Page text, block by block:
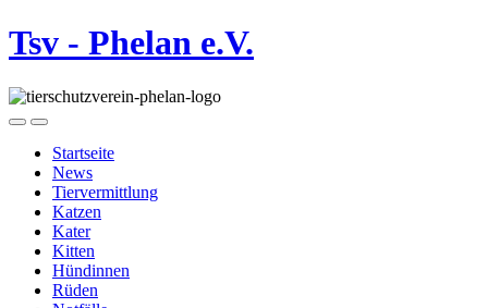
Tsv - Phelan e.V.
Startseite
News
Tiervermittlung
Katzen
Kater
Kitten
Hündinnen
Rüden